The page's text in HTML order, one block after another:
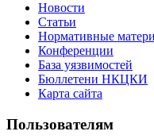
Новости
Статьи
Нормативные
Конференции
База уязвимостей
Бюллетени НКЦКИ
Карта сайта
Пользователям